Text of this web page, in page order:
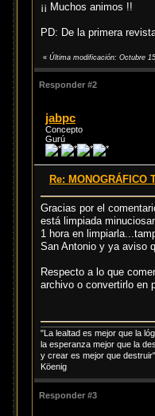
¡¡ Muchos animos !!
PD: De la primera
« Última modificación: Octubre
Responder #2
jabpc
Concepto
Gurú
Re: MONOGRÁFICO
Gracias por el
está limpiada
1 hora en
San Antonio y ya aviso
Respecto a lo que
archivo o convertirlo en
"La lealtad es mejor que la
la esperanza mejor que la
y crear es mejor que destruir"
Köenig
Responder #3